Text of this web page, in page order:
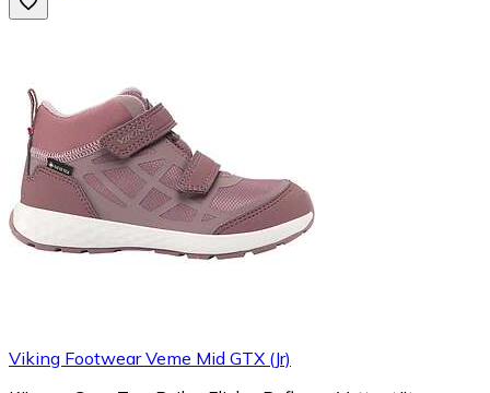
Viking Footwear Veme Mid GTX (Jr)